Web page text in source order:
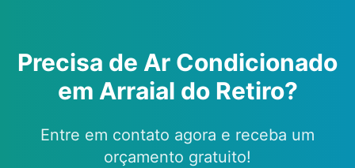
Precisa de Ar Condicionado
em Arraial do Retiro?
Entre em contato agora e receba um
orçamento gratuito!